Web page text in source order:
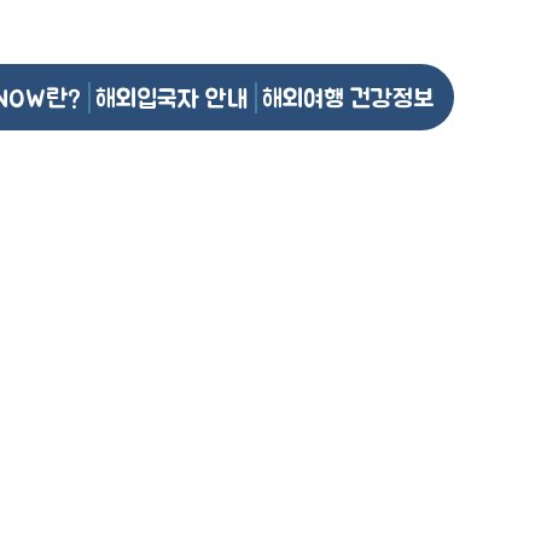
란? 해외입국자 안내 해외여행 건강정보